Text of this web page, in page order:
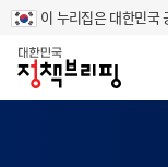
이 누리집은 대한민국
홈